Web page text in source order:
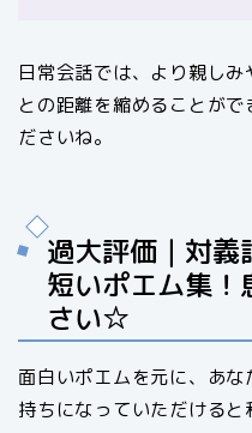
日常会話では、より親し
との距離を縮めることが
ださいね。
過大評価｜対義
短いポエム集！
さい☆
面白いポエムを元に、あ
持ちになっていただける